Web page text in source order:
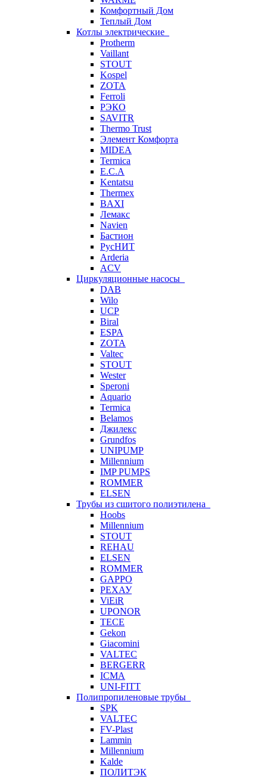
Комфортный Дом
Теплый Дом
Котлы электрические
Protherm
Vaillant
STOUT
Kospel
ZOTA
Ferroli
РЭКО
SAVITR
Thermo Trust
Элемент Комфорта
MIDEA
Termica
E.C.A
Kentatsu
Thermex
BAXI
Лемакс
Navien
Бастион
РусНИТ
Arderia
ACV
Циркуляционные насосы
DAB
Wilo
UCP
Biral
ESPA
ZOTA
Valtec
STOUT
Wester
Speroni
Aquario
Termica
Belamos
Джилекс
Grundfos
UNIPUMP
Millennium
IMP PUMPS
ROMMER
ELSEN
Трубы из сшитого полиэтилена
Hoobs
Millennium
STOUT
REHAU
ELSEN
ROMMER
GAPPO
РЕХАУ
ViEiR
UPONOR
TECE
Gekon
Giacomini
VALTEC
BERGERR
ICMA
UNI-FITT
Полипропиленовые трубы
SPK
VALTEC
FV-Plast
Lammin
Millennium
Kalde
ПОЛИТЭК